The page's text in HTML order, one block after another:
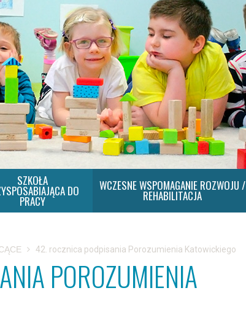
SZKOŁA
DO
PRACY
WCZESNE WSPOMAGANIE ROZWOJU /
REHABILITACJA
42. rocznica podpisania Porozumienia Katowickiego
POROZUMIENIA